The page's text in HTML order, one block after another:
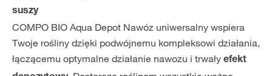
suszy
COMPO BIO Aqua Depot Nawóz uniwersalny wspiera
Twoje rośliny dzięki podwójnemu kompleksowi działania,
łączącemu optymalne działanie nawozu i trwały efekt